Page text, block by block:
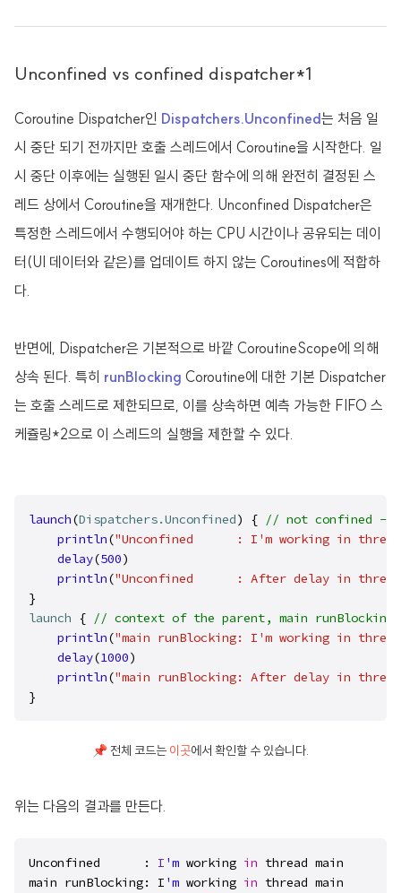
Unconfined vs confined dispatcher*1
Coroutine Dispatcher인 Dispatchers.Unconfined는 처음 일
시 중단 되기 전까지만 호출 스레드에서 Coroutine을 시작한다. 일
시 중단 이후에는 실행된 일시 중단 함수에 의해 완전히 결정된 스
레드 상에서 Coroutine을 재개한다. Unconfined Dispatcher은
특정한 스레드에서 수행되어야 하는 CPU 시간이나 공유되는 데이
터(UI 데이터와 같은)를 업데이트 하지 않는 Coroutines에 적합하
다.
반면에, Dispatcher은 기본적으로 바깥 CoroutineScope에 의해
상속 된다. 특히 runBlocking Coroutine에 대한 기본 Dispatcher
는 호출 스레드로 제한되므로, 이를 상속하면 예측 가능한 FIFO 스
케쥴링*2으로 이 스레드의 실행을 제한할 수 있다.
launch(Dispatchers.Unconfined) { // not confined --
println("Unconfined      : I'm working in thread
delay(500)
println("Unconfined      : After delay in thread
launch { // context of the parent, main runBlocking
println("main runBlocking: I'm working in
delay(1000)
println("main runBlocking: After delay in thread
}
📌 전체 코드는 이곳에서 확인할 수 있습니다.
위는 다음의 결과를 만든다.
Unconfined      : I 'm working in thread main
main runBlocking: I 'm working in thread main